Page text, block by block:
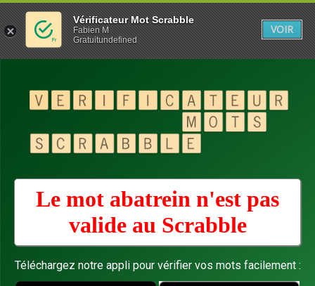
Le mot abatrein n'est pas
valide au Scrabble
Téléchargez notre appli pour vérifier vos mots facilement :
Vérificateur Mot Scrabble
Fabien M
Gratuitundefined
VOIR